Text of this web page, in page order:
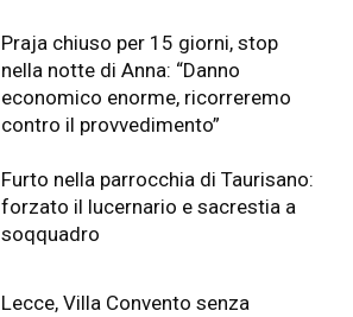
Praja chiuso per 15 giorni, stop
nella notte di Anna: “Danno
economico enorme, ricorreremo
contro il provvedimento”
Furto nella parrocchia di Taurisano:
forzato il lucernario e sacrestia a
soqquadro
Lecce, Villa Convento senza